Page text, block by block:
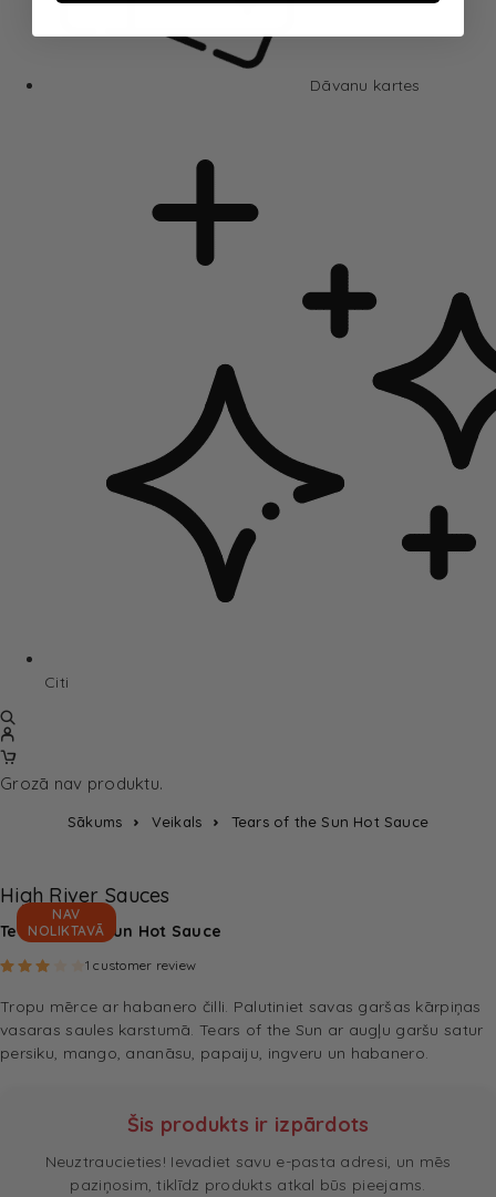
Dāvanu kartes
Citi
Grozā nav produktu.
Sākums Veikals Tears of the Sun Hot Sauce
NAV
NOLIKTAVĀ
High River Sauces
Tears of the Sun Hot Sauce
Rated 3.00out of 5 based on
1 customer review
Tropu mērce ar habanero čilli. Palutiniet savas garšas kārpiņas
vasaras saules karstumā. Tears of the Sun ar augļu garšu satur
persiku, mango, ananāsu, papaiju, ingveru un habanero.
Šis produkts ir izpārdots
Neuztraucieties! Ievadiet savu e-pasta adresi, un mēs
paziņosim, tiklīdz produkts atkal būs pieejams.